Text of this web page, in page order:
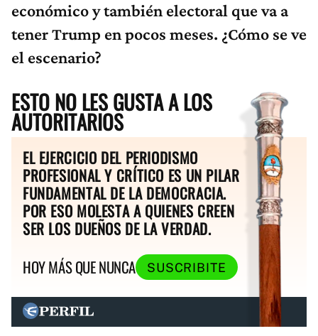
económico y también electoral que va a
tener Trump en pocos meses. ¿Cómo se ve
el escenario?
ESTO NO LES GUSTA A LOS
AUTORITARIOS
EL EJERCICIO DEL PERIODISMO
PROFESIONAL Y CRÍTICO ES UN PILAR
FUNDAMENTAL DE LA DEMOCRACIA.
POR ESO MOLESTA A QUIENES CREEN
SER LOS DUEÑOS DE LA VERDAD.
HOY MÁS QUE NUNCA
SUSCRIBITE